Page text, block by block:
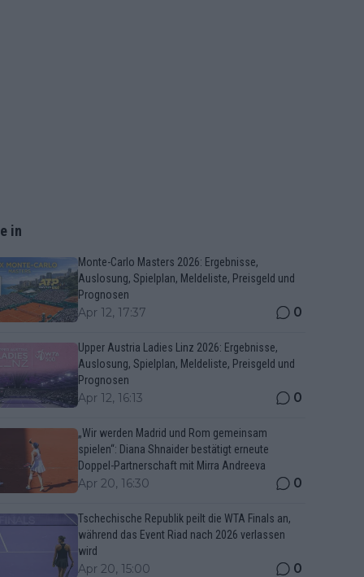
in
Monte-Carlo Masters 2026: Ergebnisse,
Auslosung, Spielplan, Meldeliste, Preisgeld und
Prognosen
Apr 12, 17:37 0
Upper Austria Ladies Linz 2026: Ergebnisse,
Auslosung, Spielplan, Meldeliste, Preisgeld und
Prognosen
Apr 12, 16:13 0
„Wir werden Madrid und Rom gemeinsam
spielen“: Diana Shnaider bestätigt erneute
Doppel-Partnerschaft mit Mirra Andreeva
Apr 20, 16:30 0
Tschechische Republik peilt die WTA Finals an,
während das Event Riad nach 2026 verlassen
wird
Apr 20, 15:00 0